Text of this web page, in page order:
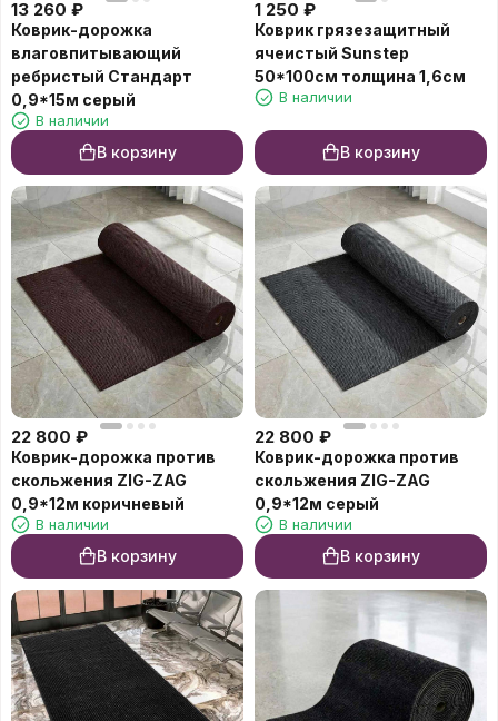
13 260 ₽
Коврик-дорожка
влаговпитывающий
ребристый Cтандарт
0,9*15м серый
В наличии
В корзину
1 250 ₽
Коврик грязезащитный
ячеистый Sunstep
50*100см толщина 1,6см
В наличии
В корзину
22 800 ₽
Коврик-дорожка против
скольжения ZIG-ZAG
0,9*12м коричневый
В наличии
В корзину
22 800 ₽
Коврик-дорожка против
скольжения ZIG-ZAG
0,9*12м серый
В наличии
В корзину